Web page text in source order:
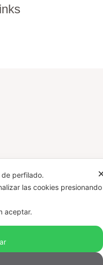
perfilado.
las cookies presionando
aceptar.